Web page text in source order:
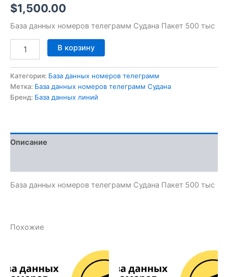
$1,500.00
База данных номеров телеграмм Судана Пакет 500 тыс
В корзину
Категория: База данных номеров телеграмм
Метка: База данных номеров телеграмм Судана
Бренд: База данных линий
Описание
База данных номеров телеграмм Судана Пакет 500 тыс
Похожие